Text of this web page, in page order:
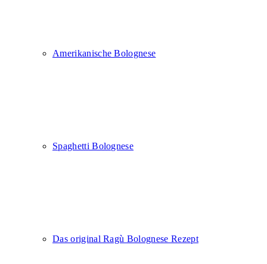
Amerikanische Bolognese
Spaghetti Bolognese
Das original Ragù Bolognese Rezept